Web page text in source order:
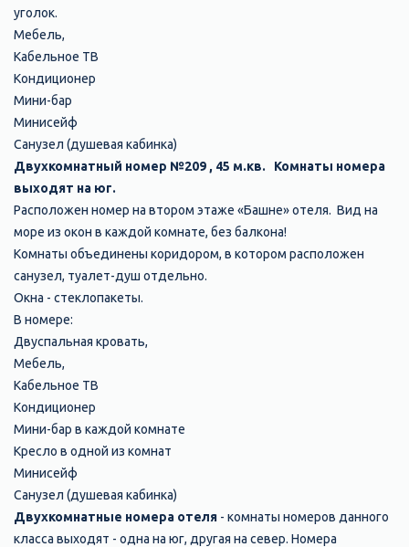
уголок.
Мебель,
Кабельное ТВ
Кондиционер
Мини-бар
Минисейф
Санузел (душевая кабинка)
Двухкомнатный номер №209 , 45 м.кв. Комнаты номера
выходят на юг.
Расположен номер на втором этаже «Башне» отеля. Вид на
море из окон в каждой комнате, без балкона!
Комнаты объединены коридором, в котором расположен
санузел, туалет-душ отдельно.
Окна - стеклопакеты.
В номере:
Двуспальная кровать,
Мебель,
Кабельное ТВ
Кондиционер
Мини-бар в каждой комнате
Кресло в одной из комнат
Минисейф
Санузел (душевая кабинка)
Двухкомнатные номера отеля - комнаты номеров данного
класса выходят - одна на юг, другая на север. Номера